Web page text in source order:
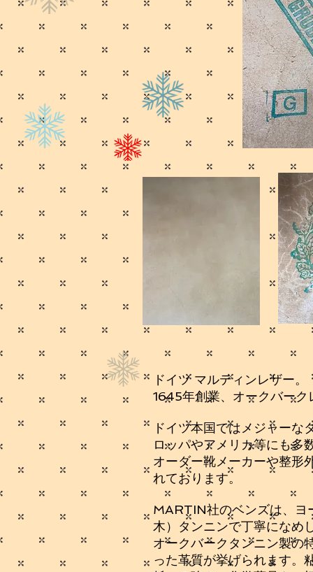
ドイツ マルティンレザー。
1645年創業、オークバー
ドイツ本国ではメジャー
ロッパやアメリカ等にも多
オーダー靴メーカーや整形
れております。
MARTIN社のベンズは、ヨ
木）タンニンで丁寧になめ
オークバークタンニン製の
った革質が挙げられます。